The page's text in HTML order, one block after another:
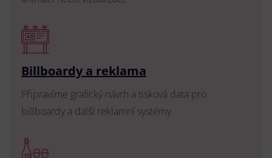
Billboardy a reklama
Připravíme grafický návrh a tisková data pro
billboardy a další reklamní systémy.